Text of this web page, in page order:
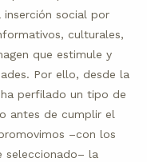
social por
culturales,
que estimule y
Por ello, desde la
perfilado un tipo de
antes de cumplir el
–con los
seleccionado– la